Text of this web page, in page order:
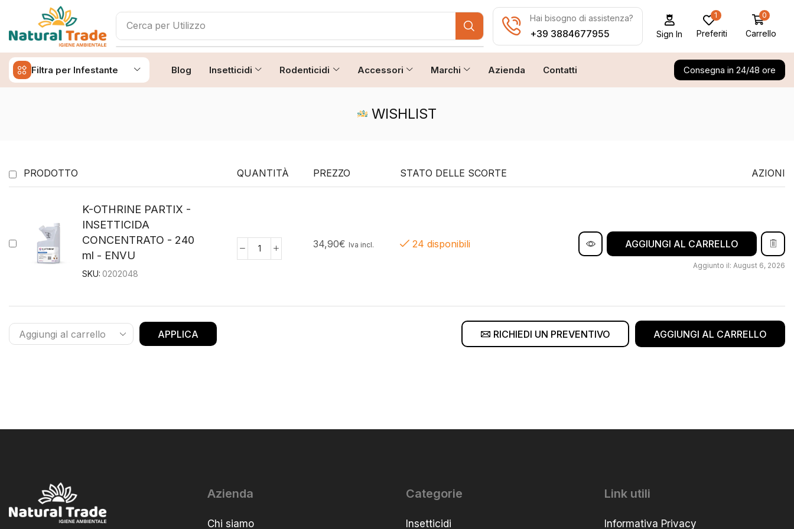
Cerca per Insetto
Hai bisogno di assistenza?
+39 3884677955 Sign In
1
Preferiti
0
Carrello
Filtra per Infestante Blog Insetticidi Rodenticidi Accessori Marchi Azienda Contatti Consegna in 24/48 ore
WISHLIST
PRODOTTO QUANTITÀ PREZZO STATO DELLE SCORTE AZIONI
K-OTHRINE PARTIX -
INSETTICIDA
CONCENTRATO - 240
ml - ENVU
SKU: 0202048
34,90€ Iva incl. 24 disponibili AGGIUNGI AL CARRELLO
Aggiunto il: August 6, 2026
APPLICA RICHIEDI UN PREVENTIVO AGGIUNGI AL CARRELLO
Azienda
Chi siamo
Categorie
Insetticidi
Link utili
Informativa Privacy